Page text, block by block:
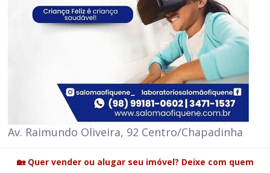
Av. Raimundo Oliveira, 92 Centro/Chapadinha
🏡 Quer vender ou alugar seu imóvel? Deixe com quem